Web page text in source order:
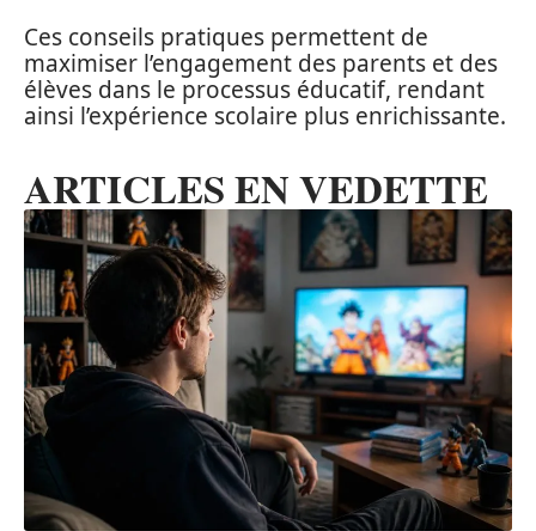
Ces conseils pratiques permettent de
maximiser l’engagement des parents et des
élèves dans le processus éducatif, rendant
ainsi l’expérience scolaire plus enrichissante.
ARTICLES EN VEDETTE